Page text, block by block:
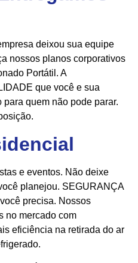
deixou sua equipe
nossos planos corporativos
Portátil. A
que você e sua
quem não pode parar.
e eventos. Não deixe
planejou. SEGURANÇA
precisa. Nossos
no mercado com
eficiência na retirada do ar